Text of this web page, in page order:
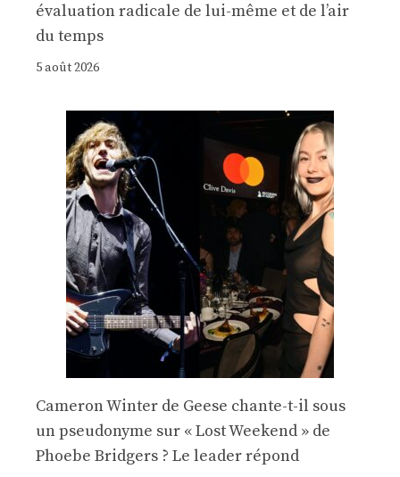
évaluation radicale de lui-même et de l’air
du temps
5 août 2026
Cameron Winter de Geese chante-t-il sous
un pseudonyme sur « Lost Weekend » de
Phoebe Bridgers ? Le leader répond